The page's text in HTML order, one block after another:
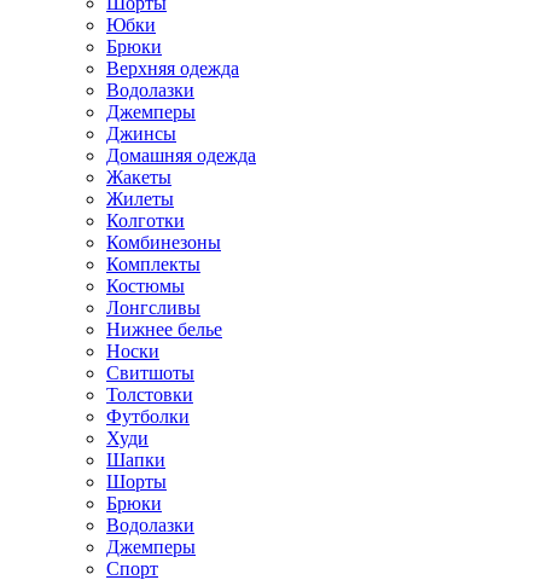
Юбки
Брюки
Верхняя одежда
Водолазки
Джемперы
Джинсы
Домашняя одежда
Жакеты
Жилеты
Колготки
Комбинезоны
Комплекты
Костюмы
Лонгсливы
Нижнее белье
Носки
Свитшоты
Толстовки
Футболки
Худи
Шапки
Шорты
Брюки
Водолазки
Джемперы
Спорт